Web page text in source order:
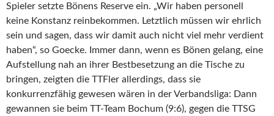
Spieler setzte Bönens Reserve ein. „Wir haben personell
keine Konstanz reinbekommen. Letztlich müssen wir ehrlich
sein und sagen, dass wir damit auch nicht viel mehr verdient
haben“, so Goecke. Immer dann, wenn es Bönen gelang, eine
Aufstellung nah an ihrer Bestbesetzung an die Tische zu
bringen, zeigten die TTFler allerdings, dass sie
konkurrenzfähig gewesen wären in der Verbandsliga: Dann
gewannen sie beim TT-Team Bochum (9:6), gegen die TTSG